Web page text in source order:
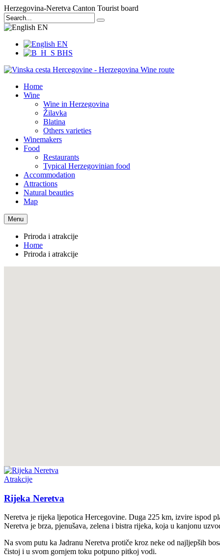
Herzegovina-Neretva Canton Tourist board
EN
EN
BHS
Home
Wine
Wine in Herzegovina
Žilavka
Blatina
Others varieties
Winemakers
Food
Restaurants
Typical Herzegovinian food
Accommodation
Attractions
Natural beauties
Map
Menu
Priroda i atrakcije
Home
Priroda i atrakcije
Atrakcije
Rijeka Neretva
Neretva je rijeka ljepotica Hercegovine. Duga 225 km, izvire ispod
Neretva je brza, pjenušava, zelena i bistra rijeka, koja u kanjonu
Na svom putu ka Jadranu Neretva protiče kroz neke od najljepših
čistoj i u svom gornjem toku potpuno pitkoj vodi.